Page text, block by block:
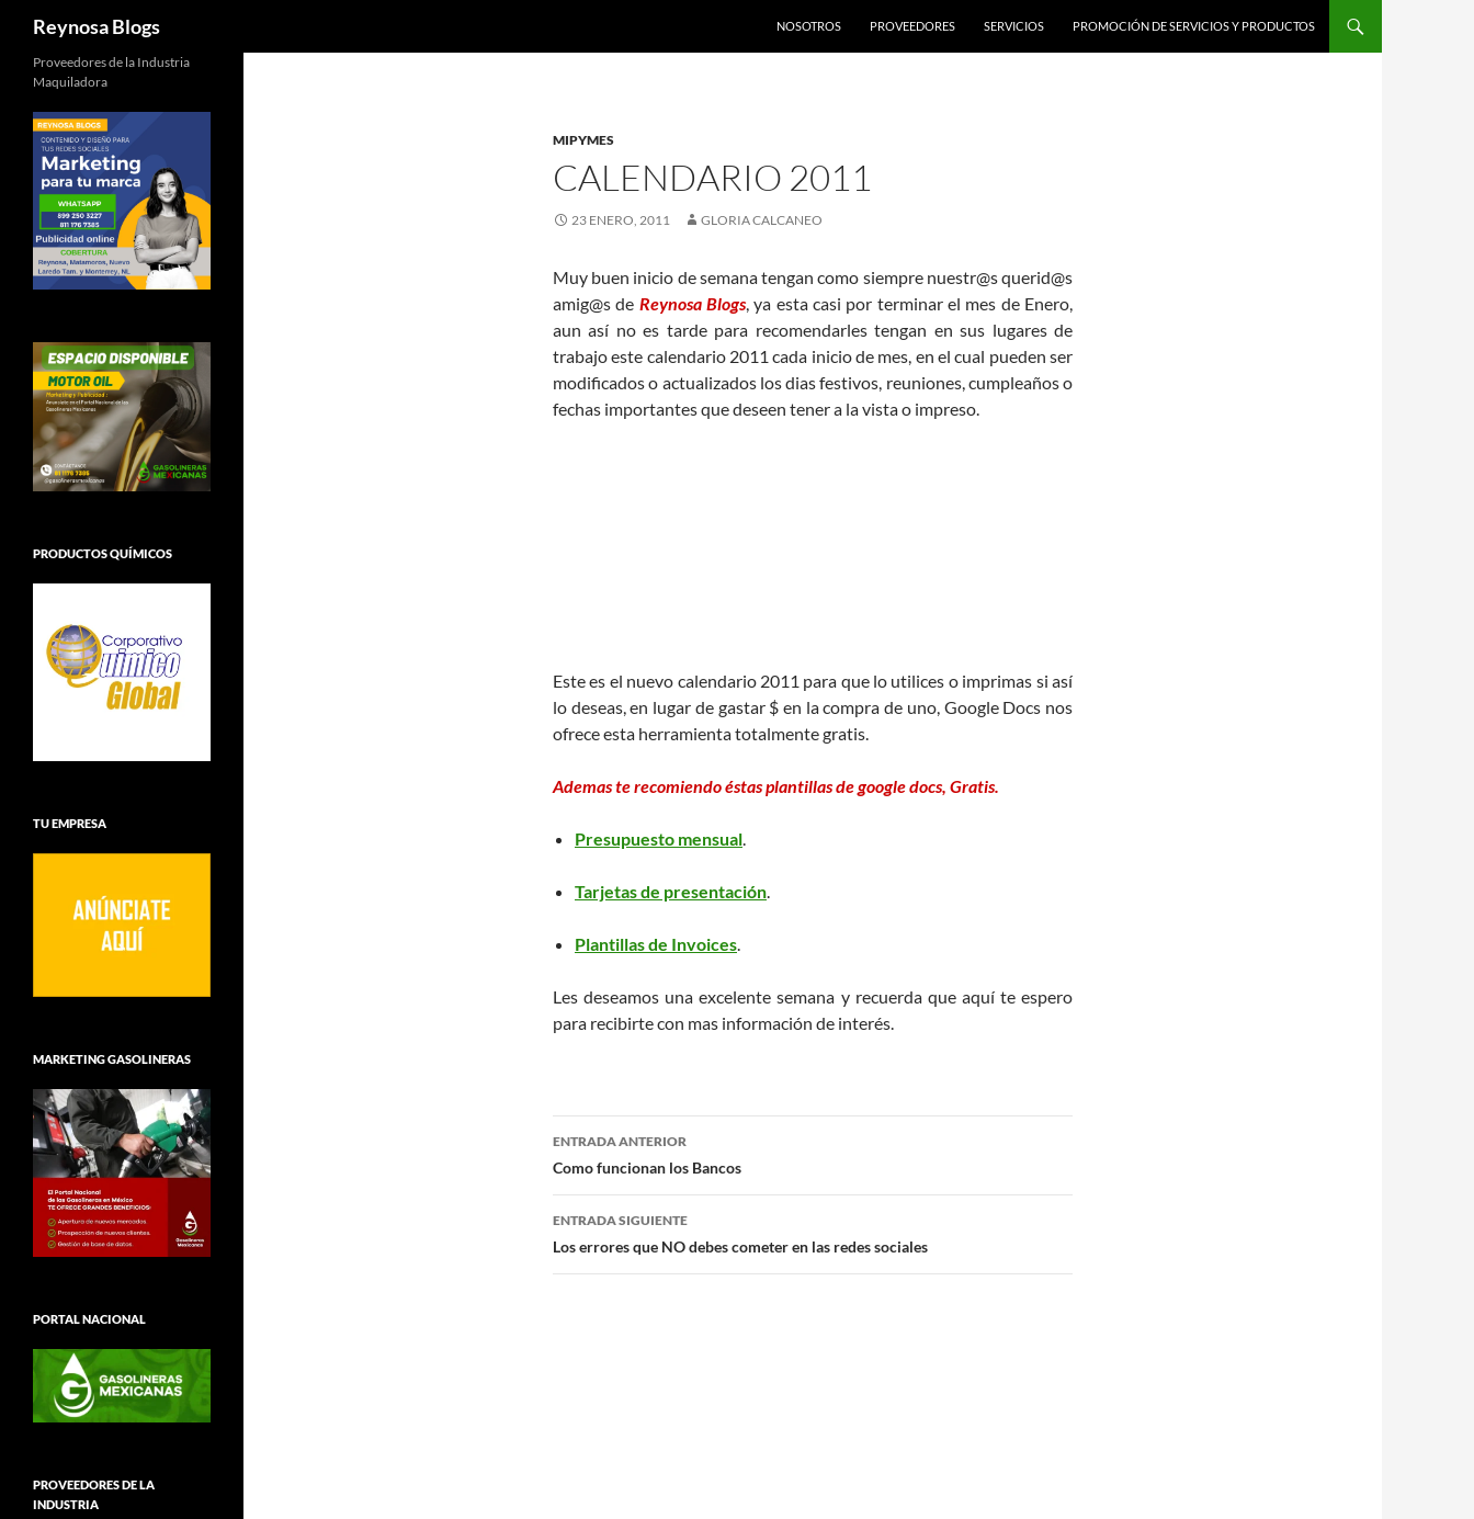
Reynosa Blogs
NOSOTROS
PROVEEDORES SERVICIOS PROMOCIÓN DE SERVICIOS Y PRODUCTOS
MIPYMES
CALENDARIO 2011
23 ENERO, 2011 GLORIA CALCANEO
Muy buen inicio de semana tengan como siempre nuestr@s querid@s
amig@s de Reynosa Blogs, ya esta casi por terminar el mes de Enero,
aun así no es tarde para recomendarles tengan en sus lugares de
trabajo este calendario 2011 cada inicio de mes, en el cual pueden ser
modificados o actualizados los dias festivos, reuniones, cumpleaños o
fechas importantes que deseen tener a la vista o impreso.
Este es el nuevo calendario 2011 para que lo utilices o imprimas si así
lo deseas, en lugar de gastar $ en la compra de uno, Google Docs nos
ofrece esta herramienta totalmente gratis.
Ademas te recomiendo éstas plantillas de google docs, Gratis.
Presupuesto mensual.
Tarjetas de presentación.
Plantillas de Invoices.
Les deseamos una excelente semana y recuerda que aquí te espero
para recibirte con mas información de interés.
Navegación
de
entradas
ENTRADA ANTERIOR
Como funcionan los Bancos
ENTRADA SIGUIENTE
Los errores que NO debes cometer en las redes sociales
Proveedores de la Industria
Maquiladora
PRODUCTOS QUÍMICOS
TU EMPRESA
MARKETING GASOLINERAS
PORTAL NACIONAL
PROVEEDORES DE LA
INDUSTRIA